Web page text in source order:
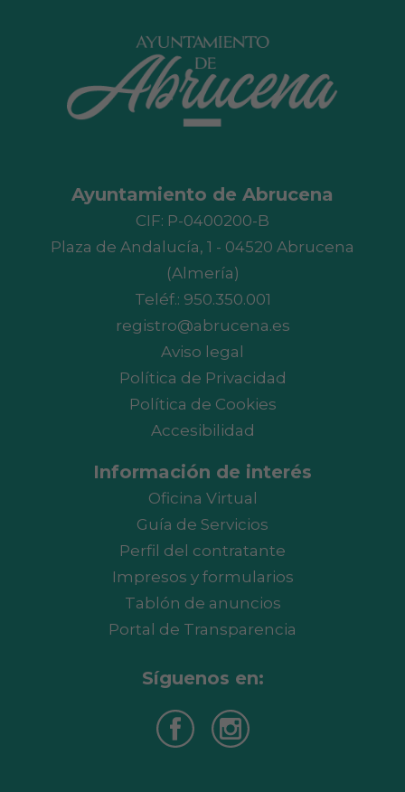
Ayuntamiento de Abrucena
CIF: P-0400200-B
Plaza de Andalucía, 1 - 04520 Abrucena
(Almería)
Teléf.: 950.350.001
registro@abrucena.es
Aviso legal
Política de Privacidad
Política de Cookies
Accesibilidad
Información de interés
Oficina Virtual
Guía de Servicios
Perfil del contratante
Impresos y formularios
Tablón de anuncios
Portal de Transparencia
Síguenos en: